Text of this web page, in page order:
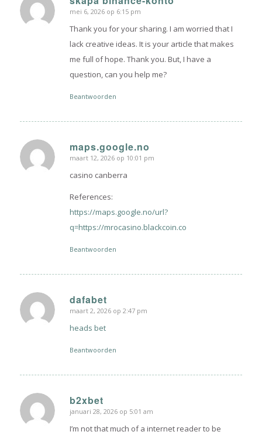
zegt:
mei 6, 2026 op 6:15 pm
Thank you for your sharing. I am worried that I
lack creative ideas. It is your article that makes
me full of hope. Thank you. But, I have a
question, can you help me?
Beantwoorden
maps.google.no
zegt:
maart 12, 2026 op 10:01 pm
casino canberra
References:
https://maps.google.no/url?
q=https://mrocasino.blackcoin.co
Beantwoorden
dafabet
zegt:
maart 2, 2026 op 2:47 pm
heads bet
Beantwoorden
b2xbet
zegt:
januari 28, 2026 op 5:01 am
I’m not that much of a internet reader to be